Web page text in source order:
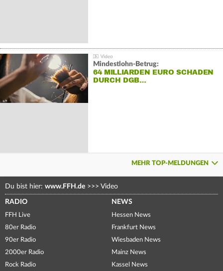
Mindestlohn-Betrug:
64 MILLIARDEN EURO SCHADEN
DURCH DGB…
MEHR TOP-MELDUNGEN
Du bist hier: www.FFH.de >>> Video
RADIO
FFH Live
80er Radio
90er Radio
2000er Radio
Rock Radio
NEWS
Hessen News
Frankfurt News
Wiesbaden News
Mainz News
Kassel News